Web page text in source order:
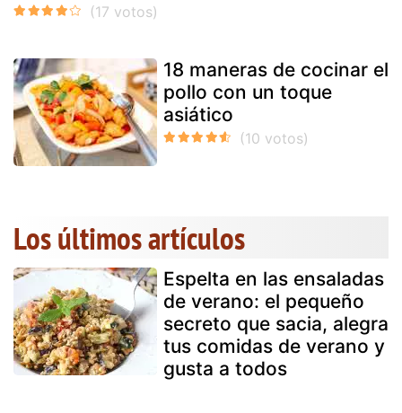
18 maneras de cocinar el
pollo con un toque
asiático
Los últimos artículos
Espelta en las ensaladas
de verano: el pequeño
secreto que sacia, alegra
tus comidas de verano y
gusta a todos